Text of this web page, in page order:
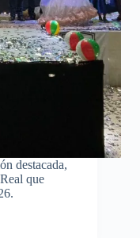
destacada,
que